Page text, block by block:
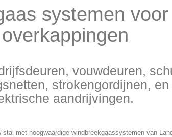
systemen
vouwdeuren,
strokengordijnen,
aandrijvingen.
met hoogwaardige windbreekgaassystemen van